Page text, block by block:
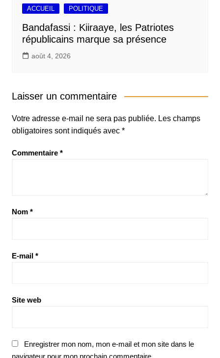
ACCUEIL POLITIQUE
Bandafassi : Kiiraaye, les Patriotes
républicains marque sa présence
août 4, 2026
Laisser un commentaire
Votre adresse e-mail ne sera pas publiée. Les champs
obligatoires sont indiqués avec *
Commentaire *
Nom *
E-mail *
Site web
Enregistrer mon nom, mon e-mail et mon site dans le
navigateur pour mon prochain commentaire.